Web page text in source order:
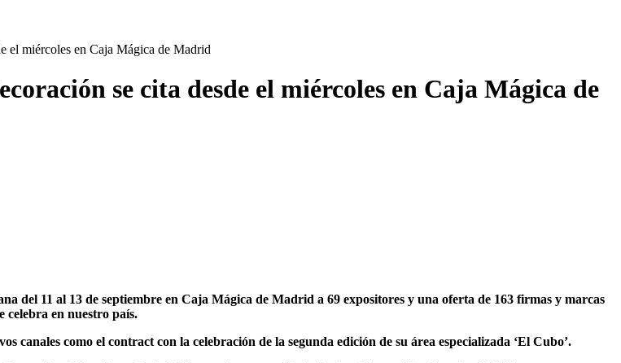
el miércoles en Caja Mágica de Madrid
se cita desde el miércoles en Caja Mágica de
del 11 al 13 de septiembre en Caja Mágica de Madrid a 69 expositores y una oferta de 163 firmas y marcas
celebra en nuestro país.
como el contract con la celebración de la segunda edición de su área especializada ‘El Cubo’.